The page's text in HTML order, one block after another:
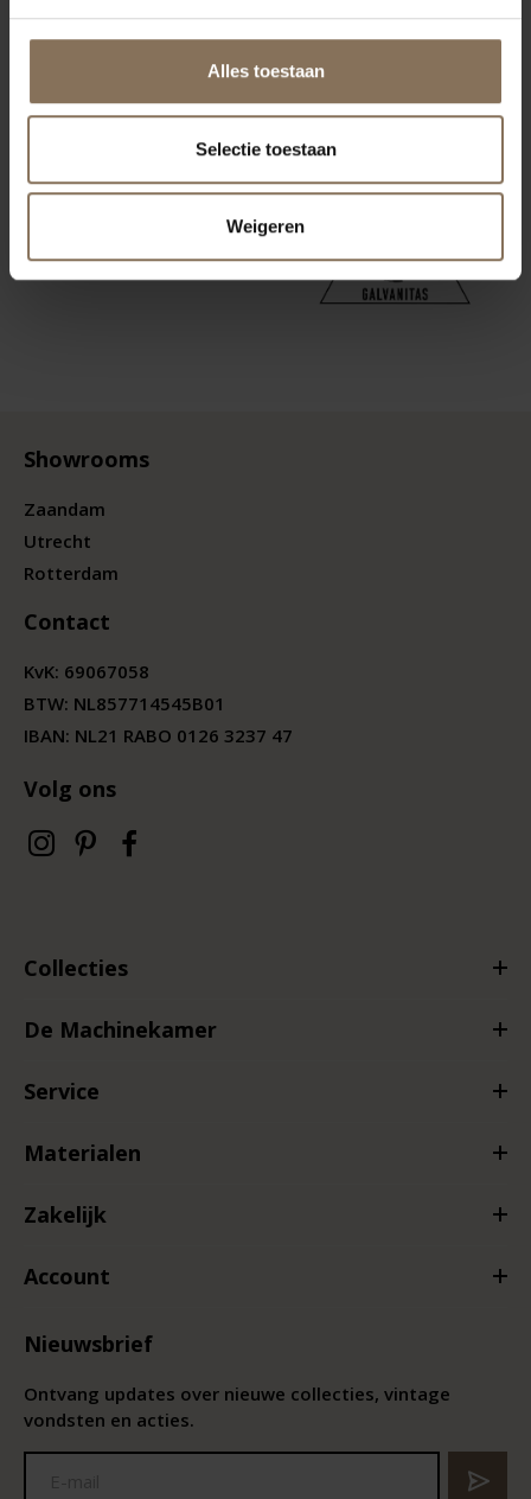
Alles toestaan
Selectie toestaan
Weigeren
Showrooms
Zaandam
Utrecht
Rotterdam
Contact
KvK: 69067058
BTW: NL857714545B01
IBAN: NL21 RABO 0126 3237 47
Volg ons
Collecties
De Machinekamer
Service
Materialen
Zakelijk
Account
Nieuwsbrief
Ontvang updates over nieuwe collecties, vintage
vondsten en acties.